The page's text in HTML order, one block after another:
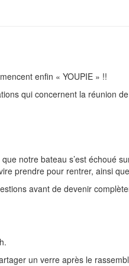
enfin « YOUPIE » !!
qui concernent la réunion
notre bateau s’est échoué
prendre pour rentrer, ainsi
avant de devenir
un verre après le